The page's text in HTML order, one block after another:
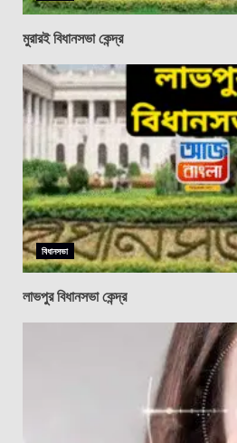
মুরারই বিধানসভা কেন্দ্র
বিধানসভা
লাভপুর বিধানসভা কেন্দ্র